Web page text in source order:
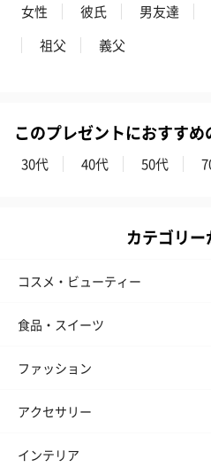
女性 彼氏 男友達
祖父
義父
このプレゼントにおすすめ
30代 40代 50代
カテゴリ
コスメ・ビューティー
食品・スイーツ
ファッション
アクセサリー
インテリア